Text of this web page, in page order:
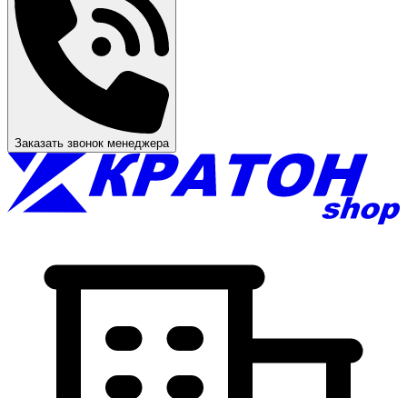
Заказать звонок менеджера